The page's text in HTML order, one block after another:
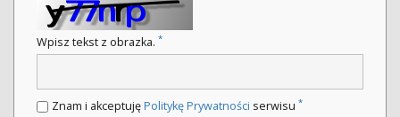
Wpisz tekst z obrazka. *
Znam i akceptujęPolitykę Prywatności serwisu *